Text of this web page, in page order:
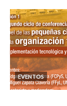
EVENTOS